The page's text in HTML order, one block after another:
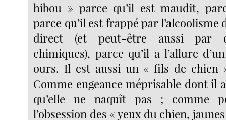
hibou » parce qu’il est maudit,
parce qu’il est frappé par l’alcoolisme
direct (et peut-être aussi par
chimiques), parce qu’il a l’allure
ours. Il est aussi un « fils de chien
Comme engeance méprisable dont il
qu’elle ne naquît pas ; comme
l’obsession des « yeux du chien,